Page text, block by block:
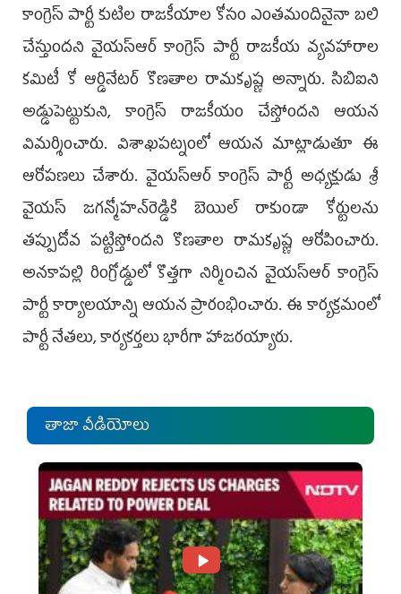
కాంగ్రెస్ పార్టీ కుటిల రాజకీయాల కోసం ఎంతమందినైనా బలి
చేస్తుందని వై‌యస్‌ఆర్ కాంగ్రె‌స్ పార్టీ రాజకీయ వ్యవహారాల
కమిటీ కో ఆర్డినేటర్ కొణతాల రామకృష్ణ అన్నారు. సిబిఐని
అడ్డుపెట్టుకుని, కాంగ్రె‌స్ రాజకీయం చేస్తోందని ఆయన
విమర్శించారు.‌ విశాఖపట్నంలో ఆయన మాట్లాడుతూ ఈ
ఆరోపణలు చేశారు. వైయస్‌ఆర్ కాంగ్రె‌స్ పార్టీ అ‌ధ్యక్షుడు శ్రీ
వైయస్ జగ‌న్మోహన్‌రెడ్డికి బెయిల్ రాకుండా కోర్టులను
తప్పుదోవ పట్టిస్తోందని కొణతాల రామకృష్ణ ఆరోపించారు.
అనకాపల్లి రింగ్రోడ్డులో ‌కొత్తగా నిర్మించిన వైయస్‌ఆర్ కాంగ్రె‌స్
పార్టీ కార్యాలయాన్ని ఆయన ప్రారంభించారు. ఈ కార్యక్రమంలో
పార్టీ నేతలు, కార్యకర్తలు భారీగా హాజరయ్యారు.
తాజా వీడియోలు